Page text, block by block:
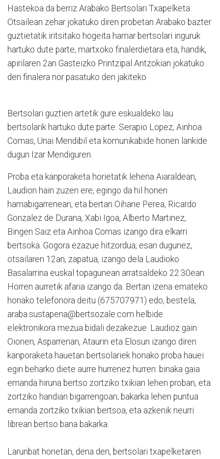
Hastekoa da berriz Arabako Bertsolari Txapelketa.
Otsailean zehar jokatuko diren probetan Arabako bazter
guztietatik iritsitako hogeita hamar bertsolari inguruk
hartuko dute parte, martxoko finalerdietara eta, handik,
apirilaren 2an Gasteizko Printzipal Antzokian jokatuko
den finalera nor pasatuko den jakiteko.
Bertsolari guztien artetik gure eskualdeko lau
bertsolarik hartuko dute parte: Serapio Lopez, Ainhoa
Comas, Unai Mendibil eta komunikabide honen lankide
dugun Izar Mendiguren.
Proba eta kanporaketa horietatik lehena Aiaraldean,
Laudion hain zuzen ere, egingo da hil honen
hamabigarrenean, eta bertan Oihane Perea, Ricardo
Gonzalez de Durana, Xabi Igoa, Alberto Martinez,
Bingen Saiz eta Ainhoa Comas izango dira elkarri
bertsoka. Gogora ezazue hitzordua, esan dugunez,
otsailaren 12an, zapatua, izango dela Laudioko
Basalarrina euskal topagunean arratsaldeko 22:30ean.
Horren aurretik afaria izango da. Bertan izena emateko
honako telefonora deitu (675707971) edo, bestela,
araba.sustapena@bertsozale.com helbide
elektronikora mezua bidali dezakezue. Laudioz gain
Oionen, Asparrenan, Ataurin eta Elosun izango diren
kanporaketa hauetan bertsolariek honako proba hauei
egin beharko diete aurre hurrenez hurren: binaka gaia
emanda hiruna bertso zortziko txikian lehen proban, eta
zortziko handian bigarrengoan; bakarka lehen puntua
emanda zortziko txikian bertsoa, eta azkenik neurri
librean bertso bana bakarka.
Larunbat honetan, dena den, bertsolari txapelketaren